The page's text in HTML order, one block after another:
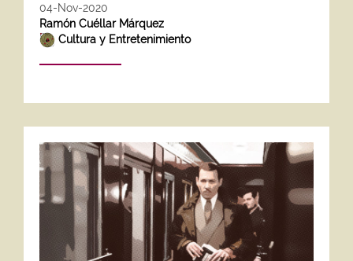
04-Nov-2020
Ramón Cuéllar Márquez
Cultura y Entretenimiento